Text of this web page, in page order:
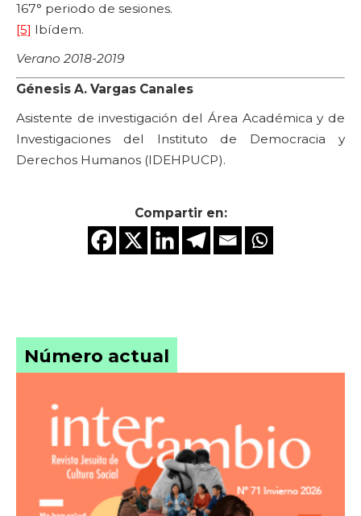
167° periodo de sesiones.
[5] Ibídem.
Verano 2018-2019
Génesis A. Vargas Canales
Asistente de investigación del Área Académica y de
Investigaciones del Instituto de Democracia y
Derechos Humanos (IDEHPUCP).
Compartir en:
Número actual